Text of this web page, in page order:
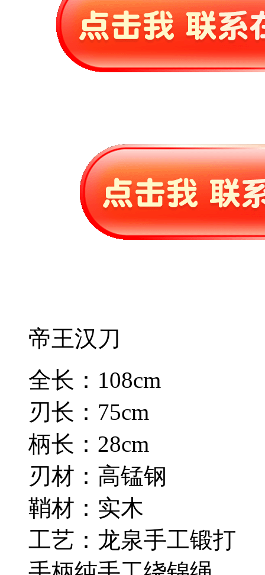
帝王汉刀
全长：108cm
刃长：75cm
柄长：28cm
刃材：高锰钢
鞘材：实木
工艺：龙泉手工锻打